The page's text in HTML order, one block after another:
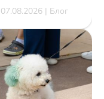
07.08.2026 | Блог